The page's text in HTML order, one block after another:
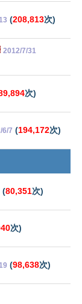
(208,813次)
2012/7/31
次)
6/7 (194,172次)
(80,351次)
次)
(98,638次)